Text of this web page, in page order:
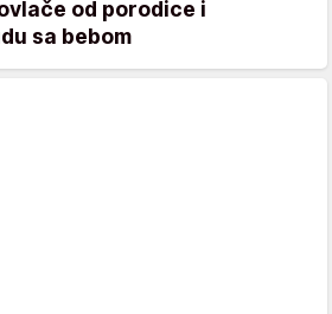
od porodice i
sa bebom